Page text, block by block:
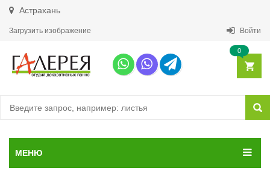
Астрахань
Загрузить изображение Войти
0
МЕНЮ